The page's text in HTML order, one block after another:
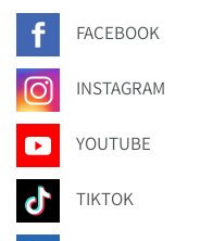
FACEBOOK
INSTAGRAM
YOUTUBE
TIKTOK